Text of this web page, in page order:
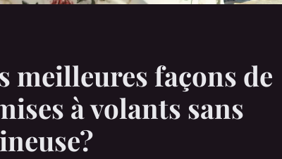
meilleures façons de
à volants sans